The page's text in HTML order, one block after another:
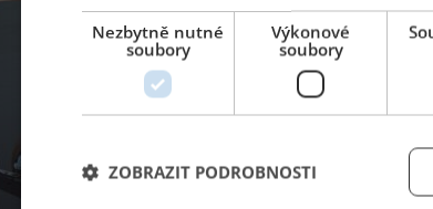
Nezbytně nutné
soubory
Výkonové
soubory
ZOBRAZIT PODROBNOSTI